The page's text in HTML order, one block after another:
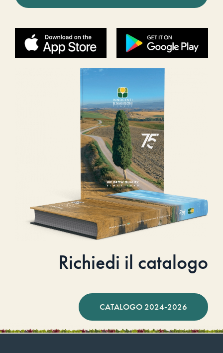
Richiedi il catalogo
CATALOGO 2024-2026